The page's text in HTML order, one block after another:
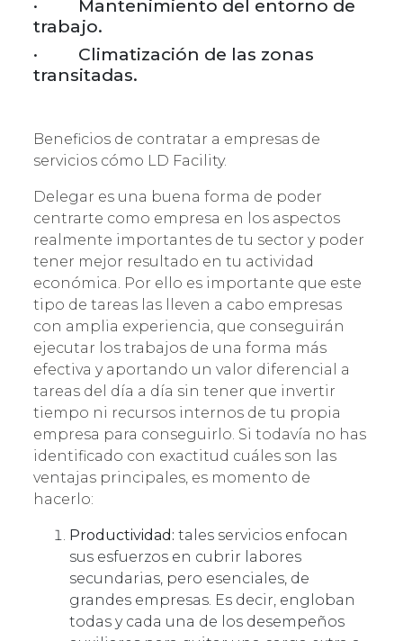
· Mantenimiento del entorno de
trabajo.
· Climatización de las zonas
transitadas.
Beneficios de contratar a empresas de
servicios cómo LD Facility.
Delegar es una buena forma de poder
centrarte como empresa en los aspectos
realmente importantes de tu sector y poder
tener mejor resultado en tu actividad
económica. Por ello es importante que este
tipo de tareas las lleven a cabo empresas
con amplia experiencia, que conseguirán
ejecutar los trabajos de una forma más
efectiva y aportando un valor diferencial a
tareas del día a día sin tener que invertir
tiempo ni recursos internos de tu propia
empresa para conseguirlo. Si todavía no has
identificado con exactitud cuáles son las
ventajas principales, es momento de
hacerlo:
Productividad: tales servicios enfocan
sus esfuerzos en cubrir labores
secundarias, pero esenciales, de
grandes empresas. Es decir, engloban
todas y cada una de los desempeños